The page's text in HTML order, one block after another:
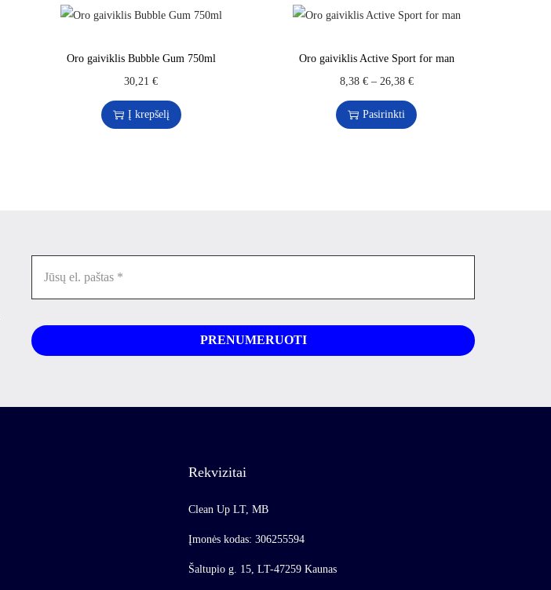
Oro gaiviklis Bubble Gum 750ml
30,21€
Į krepšelį
Oro gaiviklis Active Sport for man
8,38 €– 26,38 €
Pasirinkti
Rekvizitai
Clean Up LT, MB
Įmonės kodas: 306255594
Šaltupio g. 15, LT-47259 Kaunas